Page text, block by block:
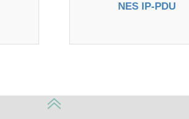
NES IP-PDU